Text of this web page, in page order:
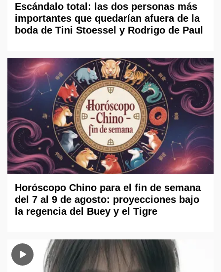
Escándalo total: las dos personas más
importantes que quedarían afuera de la
boda de Tini Stoessel y Rodrigo de Paul
Horóscopo Chino para el fin de semana
del 7 al 9 de agosto: proyecciones bajo
la regencia del Buey y el Tigre